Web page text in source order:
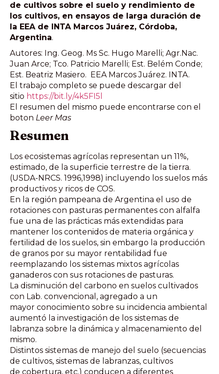
de cultivos sobre el suelo y rendimiento de
los cultivos, en ensayos de larga duración de
la EEA de INTA Marcos Juárez, Córdoba,
Argentina.
Autores: Ing. Geog. Ms Sc. Hugo Marelli; Agr.Nac.
Juan Arce; Tco. Patricio Marelli; Est. Belém Conde;
Est. Beatriz Masiero. EEA Marcos Juárez. INTA.
El trabajo completo se puede descargar del
sitio https://bit.ly/4k5FI5l
El resumen del mismo puede encontrarse con el
boton Leer Mas
Resumen
Los ecosistemas agrícolas representan un 11%,
estimado, de la superficie terrestre de la tierra.
(USDA-NRCS. 1996,1998) incluyendo los suelos más
productivos y ricos de COS.
En la región pampeana de Argentina el uso de
rotaciones con pasturas permanentes con alfalfa
fue una de las prácticas más extendidas para
mantener los contenidos de materia orgánica y
fertilidad de los suelos, sin embargo la producción
de granos por su mayor rentabilidad fue
reemplazando los sistemas mixtos agrícolas
ganaderos con sus rotaciones de pasturas.
La disminución del carbono en suelos cultivados
con Lab. convencional, agregado a un
mayor conocimiento sobre su incidencia ambiental
aumentó la investigación de los sistemas de
labranza sobre la dinámica y almacenamiento del
mismo.
Distintos sistemas de manejo del suelo (secuencias
de cultivos, sistemas de labranzas, cultivos
de cobertura, etc.) conducen a diferentes